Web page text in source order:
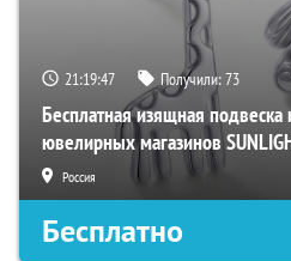
21:19:46 Получили:73
Бесплатная изящная
ювелирных магазинов
Россия
Бесплатно